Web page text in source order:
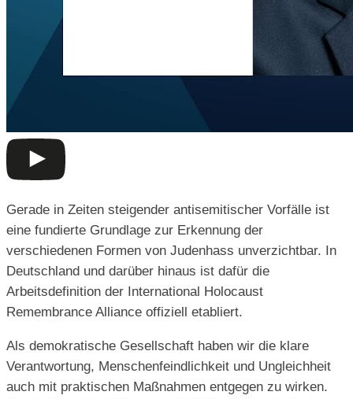
Gerade in Zeiten steigender antisemitischer Vorfälle ist
eine fundierte Grundlage zur Erkennung der
verschiedenen Formen von Judenhass unverzichtbar. In
Deutschland und darüber hinaus ist dafür die
Arbeitsdefinition der International Holocaust
Remembrance Alliance offiziell etabliert.
Als demokratische Gesellschaft haben wir die klare
Verantwortung, Menschenfeindlichkeit und Ungleichheit
auch mit praktischen Maßnahmen entgegen zu wirken.